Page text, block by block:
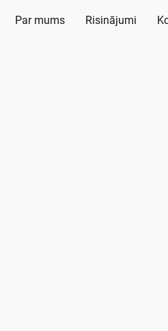
Par mums Risinājumi